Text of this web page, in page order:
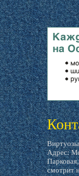
Адрес:
смотрит